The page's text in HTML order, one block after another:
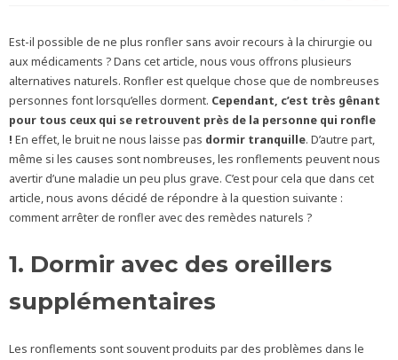
Est-il possible de ne plus ronfler sans avoir recours à la chirurgie ou
aux médicaments ? Dans cet article, nous vous offrons plusieurs
alternatives naturels. Ronfler est quelque chose que de nombreuses
personnes font lorsqu’elles dorment. Cependant, c’est très gênant
pour tous ceux qui se retrouvent près de la personne qui ronfle
! En effet, le bruit ne nous laisse pas dormir tranquille. D’autre part,
même si les causes sont nombreuses, les ronflements peuvent nous
avertir d’une maladie un peu plus grave. C’est pour cela que dans cet
article, nous avons décidé de répondre à la question suivante :
comment arrêter de ronfler avec des remèdes naturels ?
1. Dormir avec des oreillers
supplémentaires
Les ronflements sont souvent produits par des problèmes dans le